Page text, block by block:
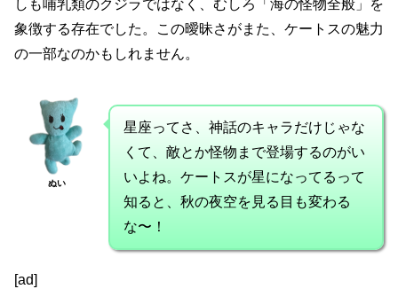
しも哺乳類のクジラではなく、むしろ「海の怪物全般」を
象徴する存在でした。この曖昧さがまた、ケートスの魅力
の一部なのかもしれません。
ぬい
星座ってさ、神話のキャラだけじゃな
くて、敵とか怪物まで登場するのがい
いよね。ケートスが星になってるって
知ると、秋の夜空を見る目も変わる
な〜！
[ad]